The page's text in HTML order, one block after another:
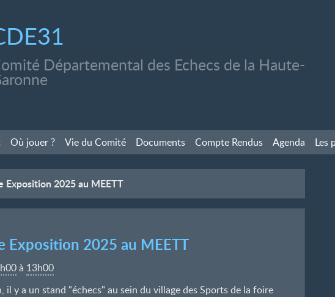
Départemental des Echecs de la Haute-
Où jouer ? Vie du Comité Documents Compte Rendus Agenda Les
Exposition 2025 au MEETT
Exposition 2025 au MEETT
à 13h00
il y a un stand "échecs" au sein du village des Sports de la foire